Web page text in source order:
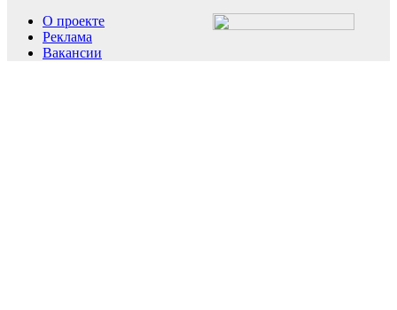
О проекте
Реклама
Вакансии